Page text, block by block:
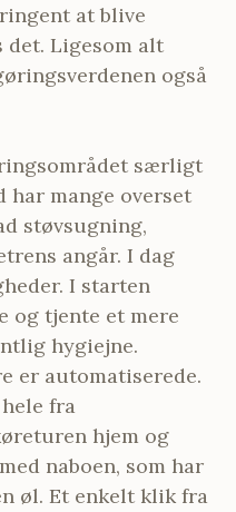
at blive
Ligesom alt
også
særligt
har mange overset
støvsugning,
angår. I dag
I starten
og tjente et mere
hygiejne.
er automatiserede.
fra
hjem og
naboen, som har
øl. Et enkelt klik fra